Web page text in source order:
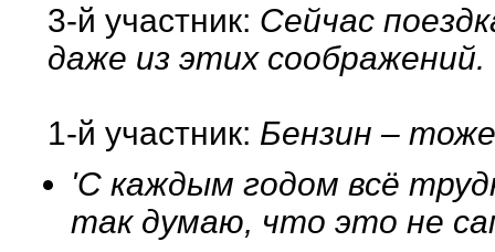
3-й участник: Сейчас
даже из этих соображений.
1-й участник: Бензин –
'С каждым годом всё
так думаю, что это не